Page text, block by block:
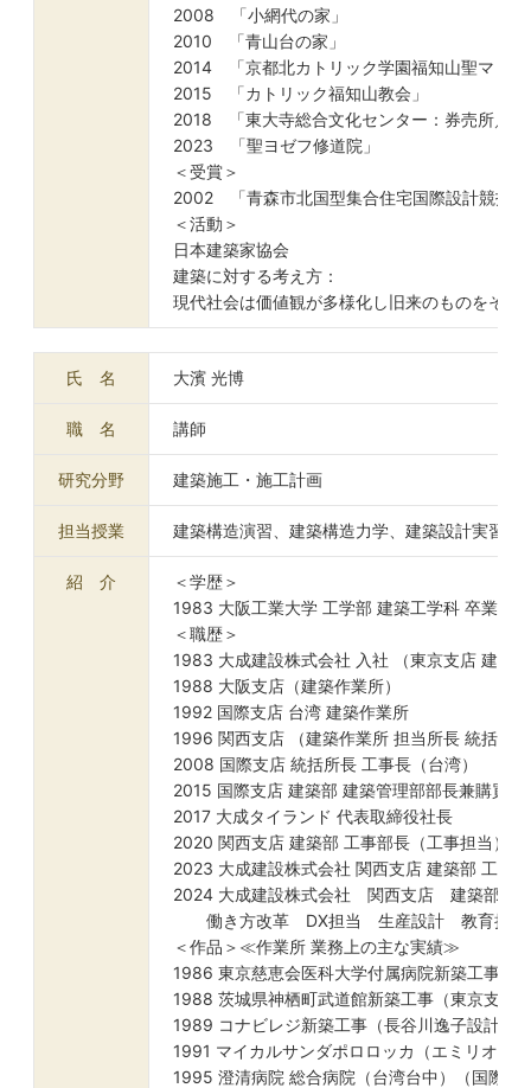
2008 「小網代の家」
2010 「青山台の家」
2014 「京都北カトリック学園福知山聖マリア
2015 「カトリック福知山教会」
2018 「東大寺総合文化センター：券売所／外
2023 「聖ヨゼフ修道院」
＜受賞＞
2002 「青森市北国型集合住宅国際設計競技
＜活動＞
日本建築家協会
建築に対する考え方：
現代社会は価値観が多様化し旧来のものをそ
氏 名 大濱 光博
職 名 講師
研究分野 建築施工・施工計画
担当授業 建築構造演習、建築構造力学、建築設計実習Ⅳ
紹 介
＜学歴＞
1983 大阪工業大学 工学部 建築工学科 卒業
＜職歴＞
1983 大成建設株式会社 入社 （東京支店 建築
1988 大阪支店（建築作業所）
1992 国際支店 台湾 建築作業所
1996 関西支店 （建築作業所 担当所長 統括所
2008 国際支店 統括所長 工事長（台湾）
2015 国際支店 建築部 建築管理部部長兼購買管
2017 大成タイランド 代表取締役社長
2020 関西支店 建築部 工事部長（工事担当）建
2023 大成建設株式会社 関西支店 建築部 工事
2024 大成建設株式会社 関西支店 建築部管
働き方改革 DX担当 生産設計 教育担当
＜作品＞≪作業所 業務上の主な実績≫
1986 東京慈恵会医科大学付属病院新築工事（
1988 茨城県神栖町武道館新築工事（東京支店
1989 コナビレジ新築工事（長谷川逸子設計 大
1991 マイカルサンダポロロッカ（エミリオア
1995 澄清病院 総合病院（台湾台中）（国際支